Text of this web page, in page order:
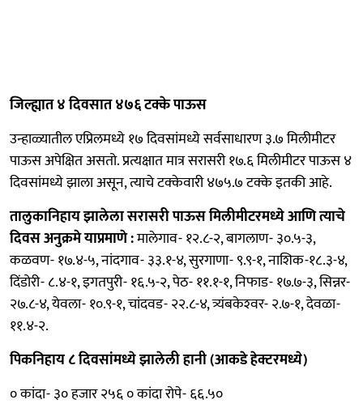
जिल्ह्यात ४ दिवसात ४७६ टक्के पाऊस
उन्हाळ्यातील एप्रिलमध्ये १७ दिवसांमध्ये सर्वसाधारण ३.७ मिलीमीटर
पाऊस अपेक्षित असतो. प्रत्यक्षात मात्र सरासरी १७.६ मिलीमीटर पाऊस ४
दिवसांमध्ये झाला असून, त्याचे टक्केवारी ४७५.७ टक्के इतकी आहे.
तालुकानिहाय झालेला सरासरी पाऊस मिलीमीटरमध्ये आणि त्याचे
दिवस अनुक्रमे याप्रमाणे :मालेगाव- १२.८-२, बागलाण- ३०.५-३,
कळवण- १७.४-५, नांदगाव- ३३.१-४, सुरगाणा- ९.९-१, नाशिक-१८.३-४,
दिंडोरी- ८.४-१, इगतपुरी- १६.५-२, पेठ- ११.१-१, निफाड- १७.७-३, सिन्नर-
२७.८-४, येवला- १०.९-१, चांदवड- २२.८-४, त्र्यंबकेश्‍वर- २.७-१, देवळा-
११.४-२.
पिकनिहाय ८ दिवसांमध्ये झालेली हानी (आकडे हेक्टरमध्ये)
० कांदा- ३० हजार २५६ ० कांदा रोपे- ६६.५०